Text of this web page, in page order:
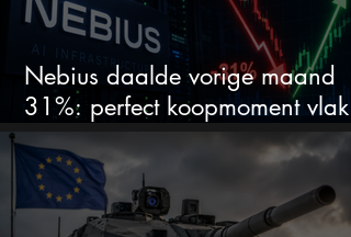
Nebius daalde vorige maand
31%: perfect koopmoment vlak
voor kwartaalcijfers?